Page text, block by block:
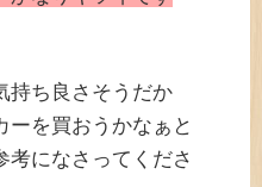
持ち良さそうだか
ーを買おうかなぁと
考になさってくださ